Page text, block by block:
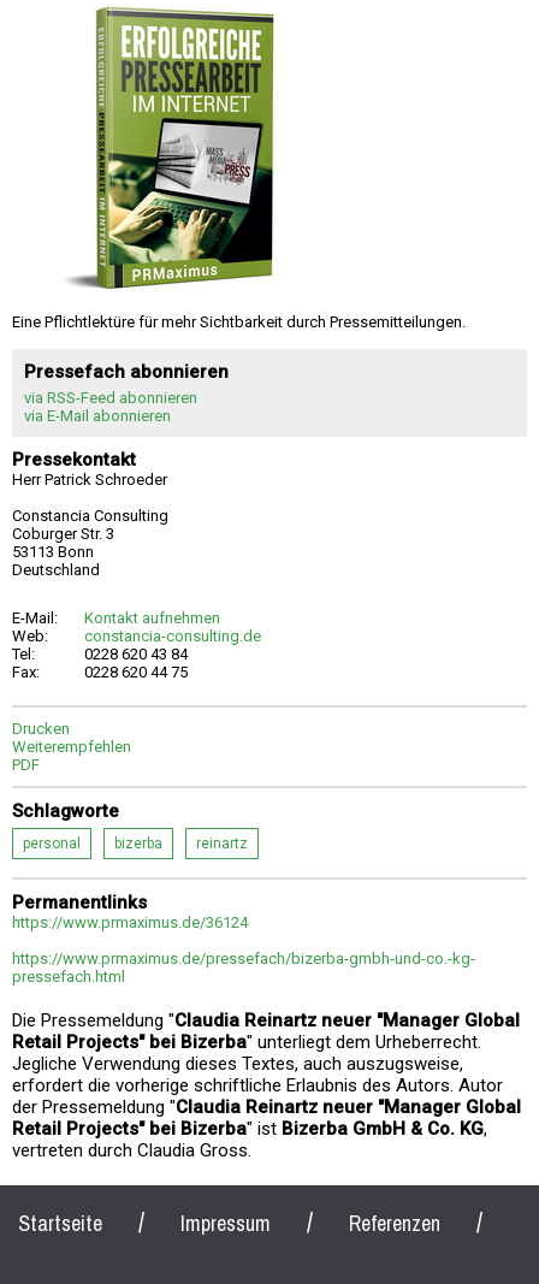
Eine Pflichtlektüre für mehr Sichtbarkeit durch Pressemitteilungen.
Pressefach abonnieren
via RSS-Feed abonnieren
via E-Mail abonnieren
Pressekontakt
Herr Patrick Schroeder
Constancia Consulting
Coburger Str. 3
53113 Bonn
Deutschland
E-Mail:
Kontakt aufnehmen
Web:
constancia-consulting.de
Tel:
0228 620 43 84
Fax:
0228 620 44 75
Drucken
Weiterempfehlen
PDF
Schlagworte
personal bizerba reinartz
Permanentlinks
https://www.prmaximus.de/36124
https://www.prmaximus.de/pressefach/bizerba-gmbh-und-co.-kg-
pressefach.html
Die Pressemeldung "Claudia Reinartz neuer "Manager Global
Retail Projects" bei Bizerba" unterliegt dem Urheberrecht.
Jegliche Verwendung dieses Textes, auch auszugsweise,
erfordert die vorherige schriftliche Erlaubnis des Autors. Autor
der Pressemeldung "Claudia Reinartz neuer "Manager Global
Retail Projects" bei Bizerba" ist Bizerba GmbH & Co. KG,
vertreten durch Claudia Gross.
Startseite / Impressum / Referenzen /